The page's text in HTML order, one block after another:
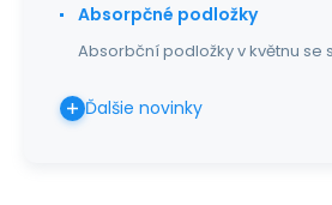
Absorpčné podložky
Absorbční podložky v květnu se
Ďalšie novinky